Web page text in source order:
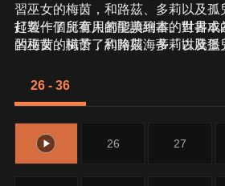
習巫女的梅茵，和路茲、多莉以及孤
起製作了兒童用的聖典繪本。對書本
的梅茵，賦予了約翰與海蒂「古騰堡
是一片烏雲籠罩。察覺到擁有強大魔
了護衛騎士。斐迪南更下令要梅茵成
斯泰德之養女。雖然這道命令是為了
全，但不想與重要家人分開的梅茵並
打造一個所有人都能讀到書的世界成
習巫女的梅茵，和路茲、多莉以及孤
的梅茵，賦予了約翰與海蒂「古騰堡
梅茵具有利用價值的貴族、以及對梅
族，暗中盯上了梅茵。為了人身安
了護衛騎士。斐迪南更下令要梅茵成
26 - 36
26 26 27